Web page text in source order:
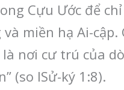
Cựu Ước để
miền hạ Ai-
là nơi cư trú của
(so ISử-ký 1:8).